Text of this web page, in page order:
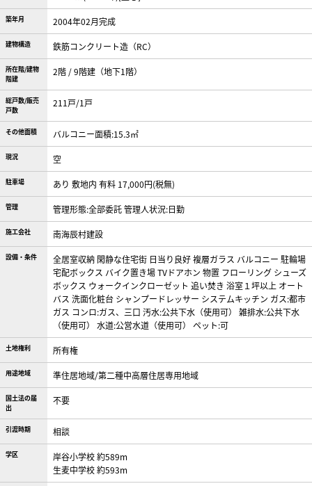
築年月 2004年02月完成
建物構造 鉄筋コンクリート造（RC）
所在階/建物
階建
2階 / 9階建（地下1階）
総戸数/販売
戸数
211戸/1戸
その他面積 バルコニー面積:15.3㎡
現況 空
駐車場 あり 敷地内 有料 17,000円(税無)
管理 管理形態:全部委託 管理人状況:日勤
施工会社 南海辰村建設
設備・条件 全居室収納 閑静な住宅街 日当り良好複層ガラス バルコニー 駐輪場
宅配ボックス バイク置き場TVドアホン 物置 フローリング シューズ
ボックス ウォークインクローゼット 追い焚き 浴室１坪以上 オート
バス 洗面化粧台 シャンプードレッサー システムキッチン ガス:都市
ガス コンロ:ガス、三口 汚水:公共下水（使用可）
雑排水:公共下水
（使用可）
水道:公営水道（使用可） ペット:可
土地権利 所有権
用途地域 準住居地域/第二種中高層住居専用地域
国土法の届
出
不要
引渡時期 相談
学区
岸谷小学校 約589m
生麦中学校 約593m